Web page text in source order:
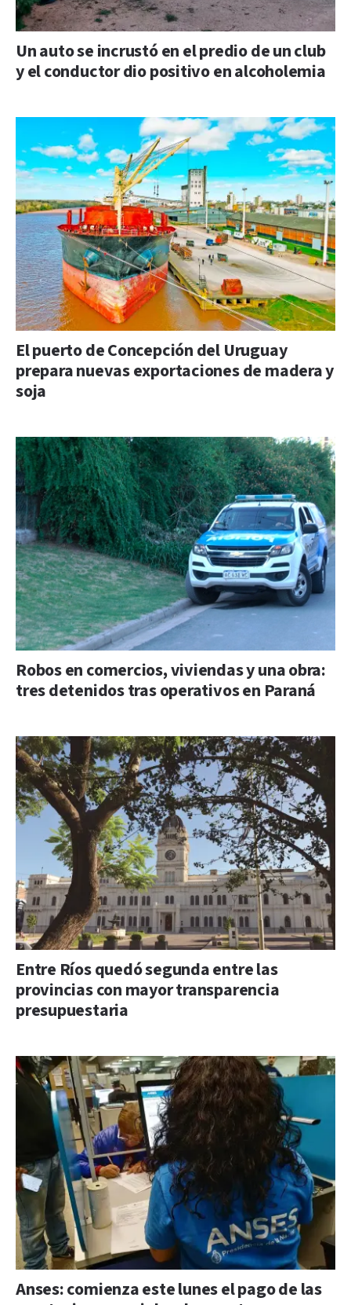
Un auto se incrustó en el predio de un club
y el conductor dio positivo en alcoholemia
El puerto de Concepción del Uruguay
prepara nuevas exportaciones de madera y
soja
Robos en comercios, viviendas y una obra:
tres detenidos tras operativos en Paraná
Entre Ríos quedó segunda entre las
provincias con mayor transparencia
presupuestaria
Anses: comienza este lunes el pago de las